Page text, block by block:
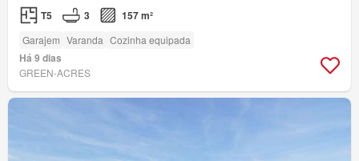
T5 3 157 m²
Garajem Varanda Cozinha equipada
Há 9 dias
GREEN-ACRES